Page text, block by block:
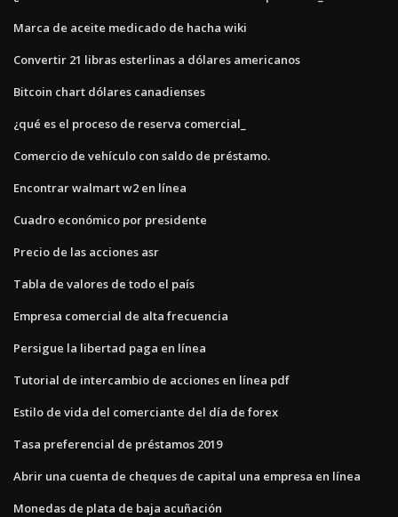
Marca de aceite medicado de hacha wiki
Convertir 21 libras esterlinas a dólares americanos
Bitcoin chart dólares canadienses
¿qué es el proceso de reserva comercial_
Comercio de vehículo con saldo de préstamo.
Encontrar walmart w2 en línea
Cuadro económico por presidente
Precio de las acciones asr
Tabla de valores de todo el país
Empresa comercial de alta frecuencia
Persigue la libertad paga en línea
Tutorial de intercambio de acciones en línea pdf
Estilo de vida del comerciante del día de forex
Tasa preferencial de préstamos 2019
Abrir una cuenta de cheques de capital una empresa en línea
Monedas de plata de baja acuñación